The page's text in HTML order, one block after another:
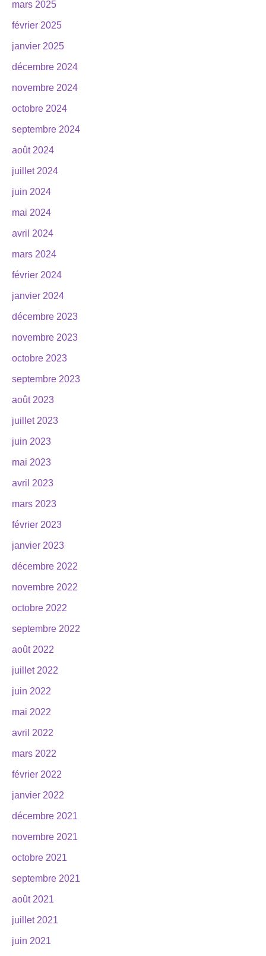
mars 2025
février 2025
janvier 2025
décembre 2024
novembre 2024
octobre 2024
septembre 2024
août 2024
juillet 2024
juin 2024
mai 2024
avril 2024
mars 2024
février 2024
janvier 2024
décembre 2023
novembre 2023
octobre 2023
septembre 2023
août 2023
juillet 2023
juin 2023
mai 2023
avril 2023
mars 2023
février 2023
janvier 2023
décembre 2022
novembre 2022
octobre 2022
septembre 2022
août 2022
juillet 2022
juin 2022
mai 2022
avril 2022
mars 2022
février 2022
janvier 2022
décembre 2021
novembre 2021
octobre 2021
septembre 2021
août 2021
juillet 2021
juin 2021